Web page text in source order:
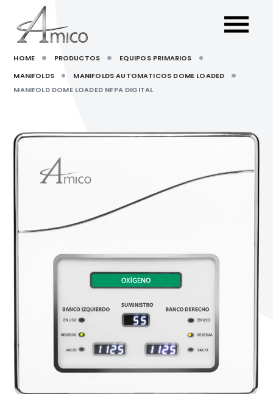
HOME PRODUCTOS
EQUIPOS PRIMARIOS
MANIFOLDS
MANIFOLDS AUTOMATICOS DOME LOADED
MANIFOLD DOME LOADED NFPA DIGITAL